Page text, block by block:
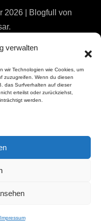
verwalten
wir Technologien wie Cookies, um
zuzugreifen. Wenn du diesen
das Surfverhalten auf dieser
erteilst oder zurückziehst,
werden.
Impressum
2026 Blogfull
von
.